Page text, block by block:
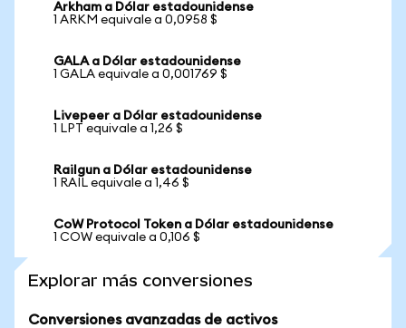
Arkham a Dólar estadounidense
1 ARKM equivale a 0,0958 $
GALA a Dólar estadounidense
1 GALA equivale a 0,001769 $
Livepeer a Dólar estadounidense
1 LPT equivale a 1,26 $
Railgun a Dólar estadounidense
1 RAIL equivale a 1,46 $
CoW Protocol Token a Dólar estadounidense
1 COW equivale a 0,106 $
Explorar más conversiones
Conversiones avanzadas de activos